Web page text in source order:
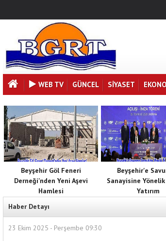
WEB TV GÜNCEL SIYASET
Beyşehir Göl Feneri
Derneği'nden Yeni Aşevi
Hamlesi
Beyşehir'e
Sanayisine
Yatırım
Haber Detayı
23 Ekim 2025 - Perşembe 09:30